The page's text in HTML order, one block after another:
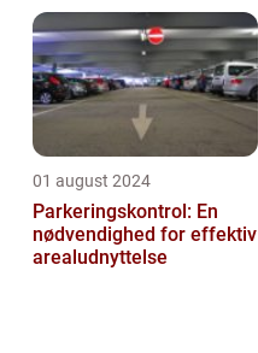
01 august 2024
Parkeringskontrol: En
nødvendighed for effektiv
arealudnyttelse